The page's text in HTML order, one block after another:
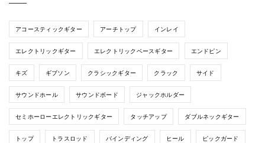
アコースティックギター アーチトップ インレイ
エレクトリックギター エレクトリックベースギター エンドピン
キズ ギブソン クラシックギター クラック サイド
サウンドホール サウンドボード ジャックホルダー
セミホーローエレクトリックギター タッチアップ ダブルネックギター
トップ トラスロッド バインディング ヒール ピックガード